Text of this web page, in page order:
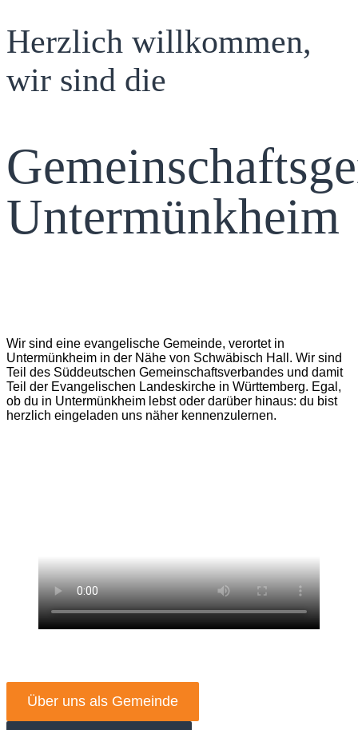
Herzlich willkommen,
wir sind die
Untermünkheim
Wir sind eine evangelische Gemeinde, verortet in
Untermünkheim in der Nähe von Schwäbisch Hall. Wir sind
Teil des Süddeutschen Gemeinschaftsverbandes und damit
Teil der Evangelischen Landeskirche in Württemberg. Egal,
ob du in Untermünkheim lebst oder darüber hinaus: du bist
herzlich eingeladen uns näher kennenzulernen.
Über uns als Gemeinde